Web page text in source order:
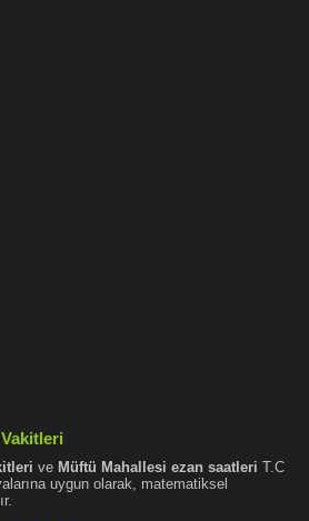
ve Müftü Mahallesi ezan saatleri T.C
uygun olarak, matematiksel